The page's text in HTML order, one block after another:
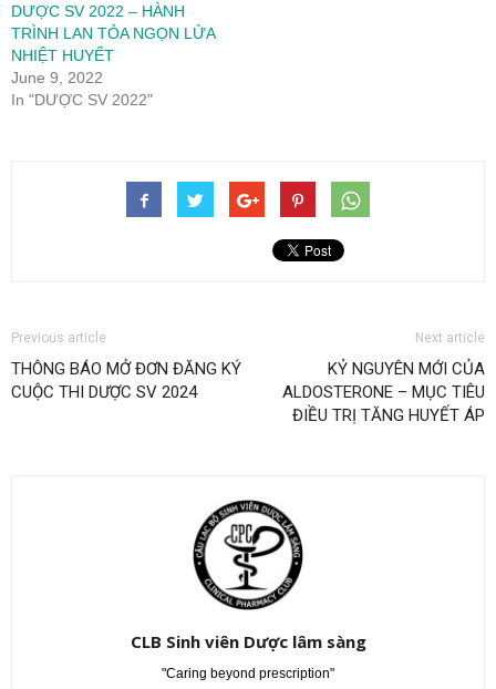
DƯỢC SV 2022 – HÀNH
TRÌNH LAN TỎA NGỌN LỬA
NHIỆT HUYẾT
June 9, 2022
In "DƯỢC SV 2022"
Previous article
THÔNG BÁO MỞ ĐƠN ĐĂNG KÝ
CUỘC THI DƯỢC SV 2024
Next article
KỶ NGUYÊN MỚI CỦA
ALDOSTERONE – MỤC TIÊU
ĐIỀU TRỊ TĂNG HUYẾT ÁP
CLB Sinh viên Dược lâm sàng
"Caring beyond prescription"